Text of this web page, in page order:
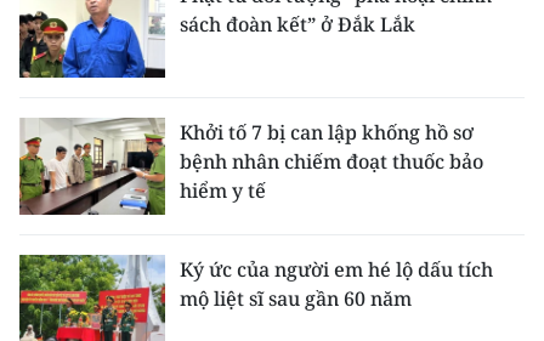
sách đoàn kết” ở Đắk Lắk
Khởi tố 7 bị can lập khống hồ sơ
bệnh nhân chiếm đoạt thuốc bảo
hiểm y tế
Ký ức của người em hé lộ dấu tích
mộ liệt sĩ sau gần 60 năm